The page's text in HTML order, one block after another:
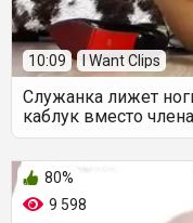
10:09 I Want Clips
Служанка лижет
каблук вместо члена
9 598
80%